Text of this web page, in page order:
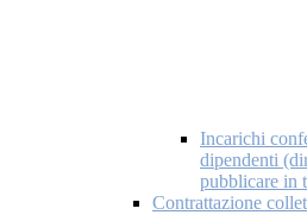
Incarichi
dipendenti
pubblicare in
Contrattazione